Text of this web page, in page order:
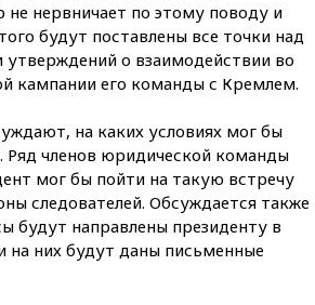
не нервничает по этому поводу и
будут поставлены все точки над
утверждений о взаимодействии во
кампании его команды с Кремлем.
на каких условиях мог бы
Ряд членов юридической команды
мог бы пойти на такую встречу
следователей. Обсуждается также
будут направлены президенту в
на них будут даны письменные